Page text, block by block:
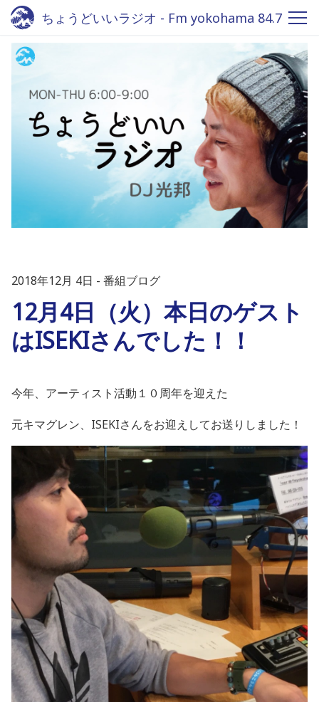
ちょうどいいラジオ - Fm yokohama 84.7
2018年12月 4日 番組ブログ
12月4日（火）本日のゲスト
はISEKIさんでした！！
今年、アーティスト活動１０周年を迎えた
元キマグレン、ISEKIさんをお迎えしてお送りしました！